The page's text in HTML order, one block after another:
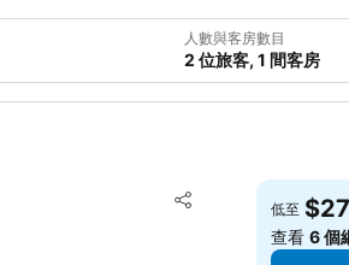
人數與客房數目
2 位旅客, 1 間客房
分享
放到收藏夾
低至
查看6 個